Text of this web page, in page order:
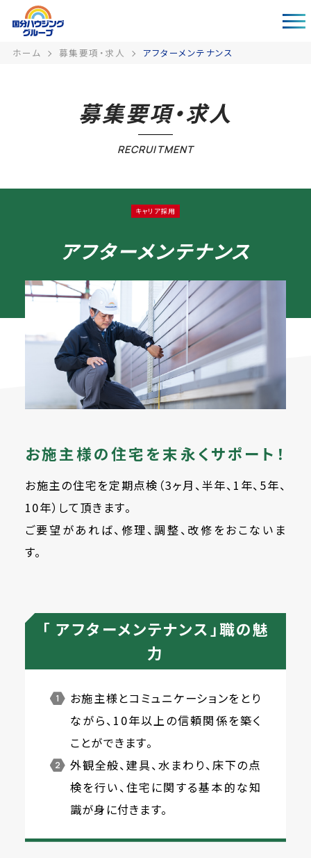
ホーム 募集要項・求人 アフターメンテナンス
募集要項・求人
RECRUITMENT
キャリア採用
アフターメンテナンス
お施主様の住宅を末永くサポート！
お施主の住宅を定期点検（3ヶ月、半年、1年、5年、
10年）して頂きます。
ご要望があれば、修理、調整、改修をおこないま
す。
「 アフターメンテナンス」職の魅
力
お施主様とコミュニケーションをとり
ながら、10年以上の信頼関係を築く
ことができます。
外観全般、建具、水まわり、床下の点
検を行い、住宅に関する基本的な知
識が身に付きます。